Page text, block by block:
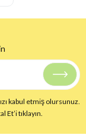
kabul etmiş olursunuz.
tıklayın.